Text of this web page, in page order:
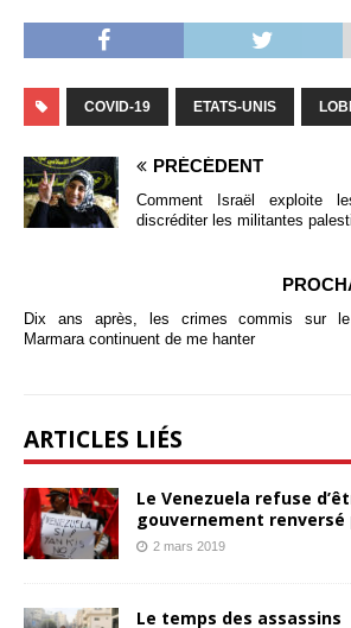
COVID-19 ETATS-UNIS
PRÉCÉDENT
Comment Israël exploite
discréditer les militantes
Dix ans après, les crimes commis sur
Marmara continuent de me hanter
ARTICLES LIÉS
Le Venezuela refuse
gouvernement renversé
2 mars 2019
Le temps des assassins